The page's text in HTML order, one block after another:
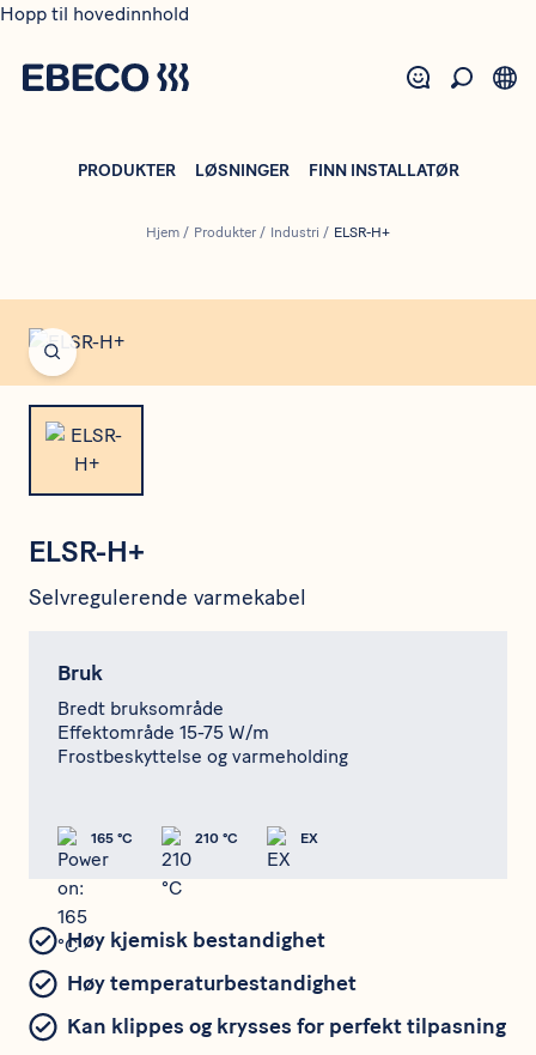
Hopp til hovedinnhold
PRODUKTER LØSNINGER FINN INSTALLATØR
Hjem / Produkter / Industri / ELSR-H+
Open fullscreen
ELSR-H+
Selvregulerende varmekabel
Bruk
Bredt bruksområde
Effektområde 15-75 W/m
Frostbeskyttelse og varmeholding
165 °C 210 °C EX
Høy kjemisk bestandighet
Høy temperaturbestandighet
Kan klippes og krysses for perfekt tilpasning